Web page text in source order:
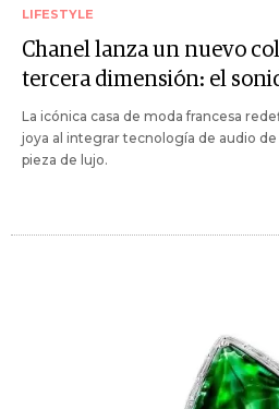
LIFESTYLE
Chanel lanza un nuevo
tercera dimensión: el
La icónica casa de moda francesa
joya al integrar tecnología de audio
pieza de lujo.